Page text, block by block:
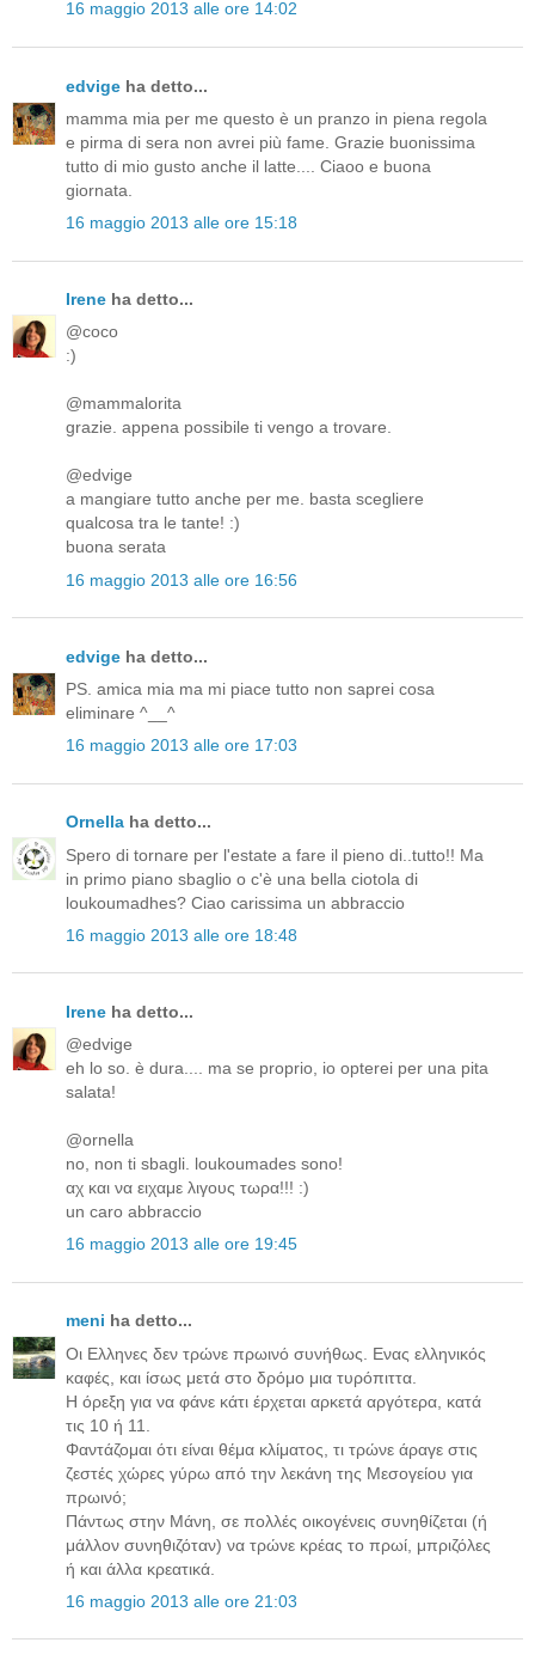
16 maggio 2013 alle ore 14:02
edvige ha detto...
mamma mia per me questo è un pranzo in piena regola
e pirma di sera non avrei più fame. Grazie buonissima
tutto di mio gusto anche il latte.... Ciaoo e buona
giornata.
16 maggio 2013 alle ore 15:18
Irene ha detto...
@coco
:)
@mammalorita
grazie. appena possibile ti vengo a trovare.
@edvige
a mangiare tutto anche per me. basta scegliere
qualcosa tra le tante! :)
buona serata
16 maggio 2013 alle ore 16:56
edvige ha detto...
PS. amica mia ma mi piace tutto non saprei cosa
eliminare ^__^
16 maggio 2013 alle ore 17:03
Ornella ha detto...
Spero di tornare per l'estate a fare il pieno di..tutto!! Ma
in primo piano sbaglio o c'è una bella ciotola di
loukoumadhes? Ciao carissima un abbraccio
16 maggio 2013 alle ore 18:48
Irene ha detto...
@edvige
eh lo so. è dura.... ma se proprio, io opterei per una pita
salata!
@ornella
no, non ti sbagli. loukoumades sono!
αχ και να ειχαμε λιγους τωρα!!! :)
un caro abbraccio
16 maggio 2013 alle ore 19:45
meni ha detto...
Οι Ελληνες δεν τρώνε πρωινό συνήθως. Ενας ελληνικός
καφές, και ίσως μετά στο δρόμο μια τυρόπιττα.
Η όρεξη για να φάνε κάτι έρχεται αρκετά αργότερα, κατά
τις 10 ή 11.
Φαντάζομαι ότι είναι θέμα κλίματος, τι τρώνε άραγε στις
ζεστές χώρες γύρω από την λεκάνη της Μεσογείου για
πρωινό;
Πάντως στην Μάνη, σε πολλές οικογένεις συνηθίζεται (ή
μάλλον συνηθιζόταν) να τρώνε κρέας το πρωί, μπριζόλες
ή και άλλα κρεατικά.
16 maggio 2013 alle ore 21:03